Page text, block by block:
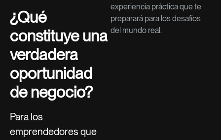
¿Qué
constituye una
verdadera
oportunidad
de negocio?
Para los
emprendedores que
experiencia práctica que te
preparará para los desafíos
del mundo real.